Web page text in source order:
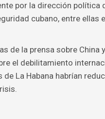
por la dirección política
cubano, entre ellas
de la prensa sobre
el debilitamiento
La Habana habrían